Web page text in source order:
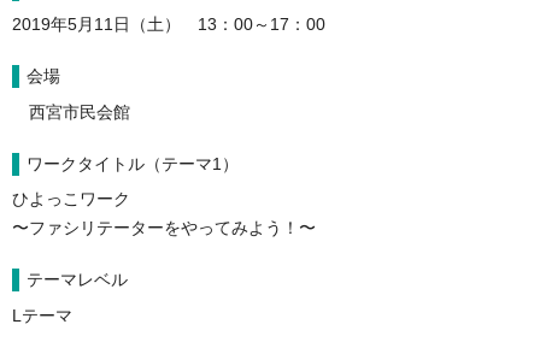
2019年5月11日（土） 13：00～17：00
会場
西宮市民会館
ワークタイトル（テーマ1）
ひよっこワーク
〜ファシリテーターをやってみよう！〜
テーマレベル
Lテーマ